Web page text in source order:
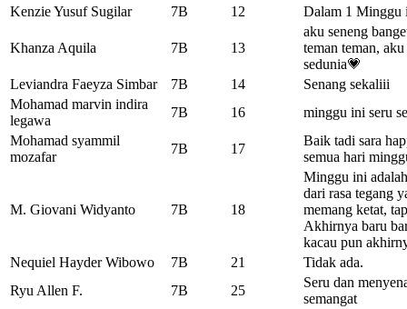
Kenzie Yusuf Sugilar
7B 12 Dalam 1 Minggu
Khanza Aquila 7B 13
aku seneng
teman teman,
sedunia💗
Leviandra Faeyza Simbar
7B 14
Senang sekaliii
Mohamad marvin indira
legawa
7B 16
minggu ini seru
Mohamad syammil
mozafar
7B 17
Baik tadi sara
semua hari
M. Giovani Widyanto 7B 18
Minggu ini
dari rasa tegang
memang ketat,
Akhirnya baru
kacau pun
Nequiel Hayder Wibowo
7B 21
Tidak ada.
Ryu Allen F.
7B 25
Seru dan
semangat